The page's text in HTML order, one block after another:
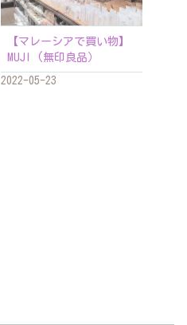
【マレーシアで買い物】
MUJI (無印良品）
2022-05-23